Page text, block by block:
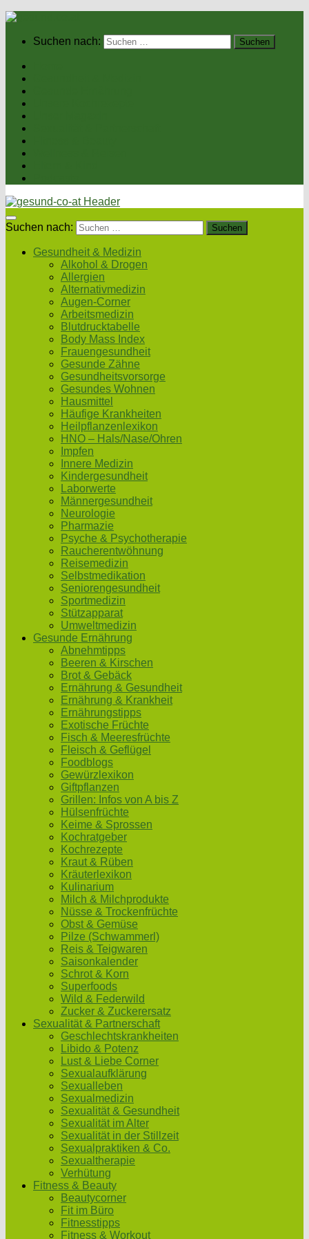
Suchen nach:
Suchen nach:
Gesundheit & Medizin
Alkohol & Drogen
Allergien
Alternativmedizin
Augen-Corner
Arbeitsmedizin
Blutdrucktabelle
Body Mass Index
Frauengesundheit
Gesunde Zähne
Gesundheitsvorsorge
Gesundes Wohnen
Hausmittel
Häufige Krankheiten
Heilpflanzenlexikon
HNO – Hals/Nase/Ohren
Impfen
Innere Medizin
Kindergesundheit
Laborwerte
Männergesundheit
Neurologie
Pharmazie
Psyche & Psychotherapie
Raucherentwöhnung
Reisemedizin
Selbstmedikation
Seniorengesundheit
Sportmedizin
Stützapparat
Umweltmedizin
Gesunde Ernährung
Abnehmtipps
Beeren & Kirschen
Brot & Gebäck
Ernährung & Gesundheit
Ernährung & Krankheit
Ernährungstipps
Exotische Früchte
Fisch & Meeresfrüchte
Fleisch & Geflügel
Foodblogs
Gewürzlexikon
Giftpflanzen
Grillen: Infos von A bis Z
Hülsenfrüchte
Keime & Sprossen
Kochratgeber
Kochrezepte
Kraut & Rüben
Kräuterlexikon
Kulinarium
Milch & Milchprodukte
Nüsse & Trockenfrüchte
Obst & Gemüse
Pilze (Schwammerl)
Reis & Teigwaren
Saisonkalender
Schrot & Korn
Superfoods
Wild & Federwild
Zucker & Zuckerersatz
Sexualität & Partnerschaft
Geschlechtskrankheiten
Libido & Potenz
Lust & Liebe Corner
Sexualaufklärung
Sexualleben
Sexualmedizin
Sexualität & Gesundheit
Sexualität im Alter
Sexualität in der Stillzeit
Sexualpraktiken & Co.
Sexualtherapie
Verhütung
Fitness & Beauty
Beautycorner
Fit im Büro
Fitnesstipps
Fitness & Workout